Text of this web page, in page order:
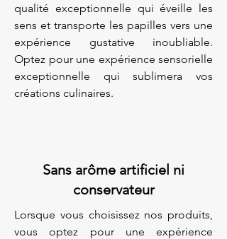
qualité exceptionnelle qui éveille les
sens et transporte les papilles vers une
expérience gustative inoubliable.
Optez pour une expérience sensorielle
exceptionnelle qui sublimera vos
créations culinaires.
Sans arôme artificiel ni
conservateur
Lorsque vous choisissez nos produits,
vous optez pour une expérience